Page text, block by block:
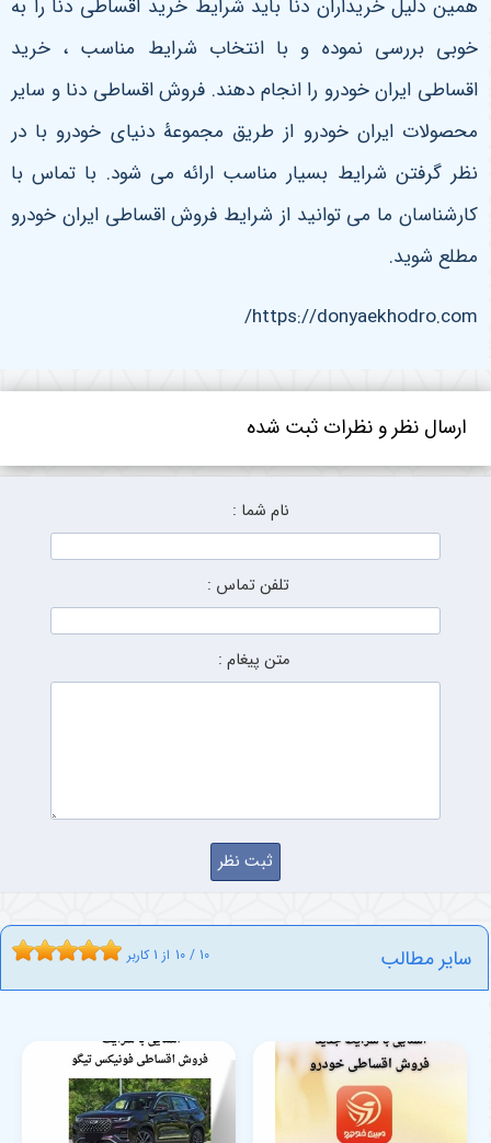
همین دلیل خریداران دنا باید شرایط خرید اقساطی دنا را به
خوبی بررسی نموده و با انتخاب شرایط مناسب ، خرید
اقساطی ایران خودرو را انجام دهند. فروش اقساطی دنا و سایر
محصولات ایران خودرو از طریق مجموعۀ دنیای خودرو با در
نظر گرفتن شرایط بسیار مناسب ارائه می شود. با تماس با
کارشناسان ما می توانید از شرایط فروش اقساطی ایران خودرو
مطلع شوید.
https://donyaekhodro.com/
ارسال نظر و نظرات ثبت شده
نام شما :
تلفن تماس :
متن پیغام :
سایر مطالب 10 / 10 از 1 کاربر